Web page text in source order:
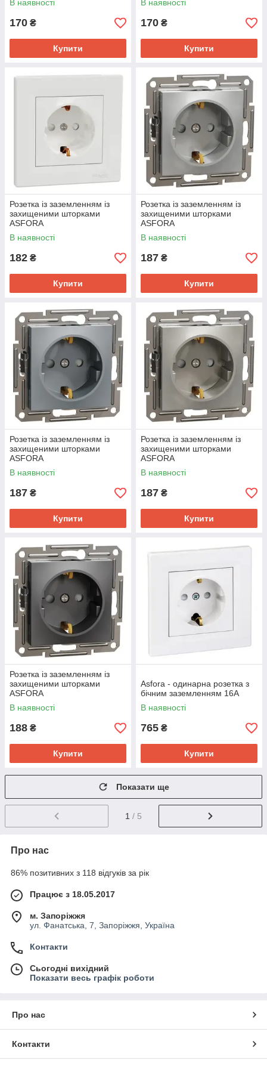
В наявності
170 ₴
Купити
В наявності
170 ₴
Купити
Розетка із заземленням із
захищеними шторками
ASFORA
В наявності
182 ₴
Купити
Розетка із заземленням із
захищеними шторками
ASFORA
В наявності
187 ₴
Купити
Розетка із заземленням із
захищеними шторками
ASFORA
В наявності
187 ₴
Купити
Розетка із заземленням із
захищеними шторками
ASFORA
В наявності
187 ₴
Купити
Розетка із заземленням із
захищеними шторками
ASFORA
В наявності
188 ₴
Купити
Asfora - одинарна розетка з
бічним заземленням 16А
В наявності
765 ₴
Купити
Показати ще
1 / 5
Про нас
86% позитивних з 118 відгуків за рік
Працює з 18.05.2017
м. Запоріжжя
ул. Фанатська, 7, Запоріжжя, Україна
Контакти
Сьогодні вихідний
Показати весь графік роботи
Про нас
Контакти